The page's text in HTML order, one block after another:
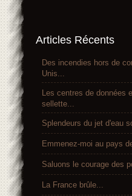
Articles Récents
Des incendies hors de
Unis...
Les centres de données
sellette...
Splendeurs du jet d'eau
Emmenez-moi au pays
Saluons le courage des
La France brûle...